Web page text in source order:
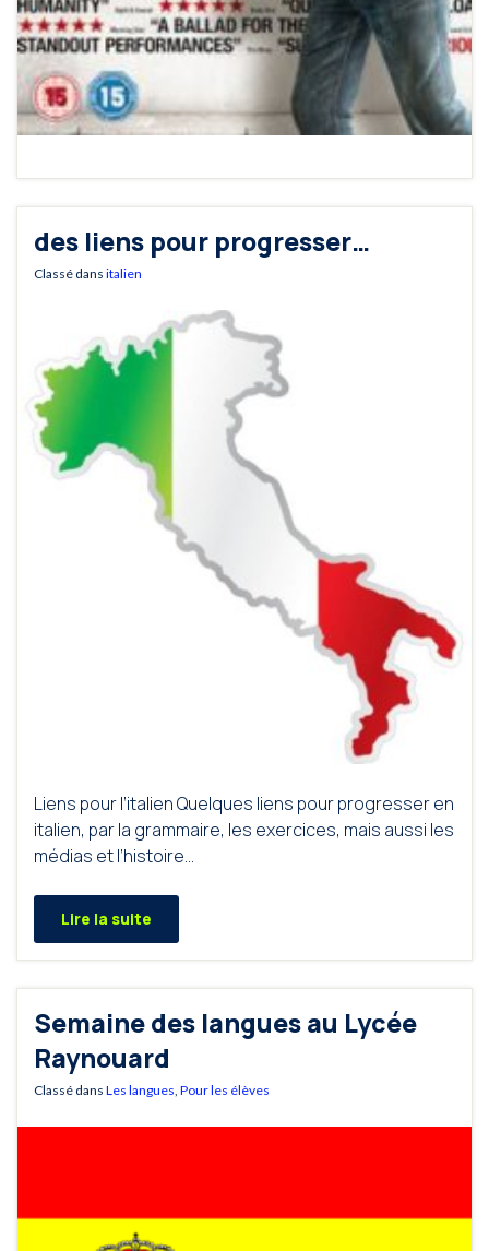
des liens pour progresser…
Classé dans italien
Liens pour l’italien Quelques liens pour progresser en
italien, par la grammaire, les exercices, mais aussi les
médias et l’histoire…
Lire la suite
Semaine des langues au Lycée
Raynouard
Classé dans Les langues Pour les élèves